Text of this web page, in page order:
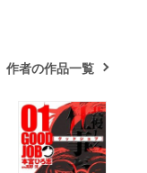
作者の作品一覧